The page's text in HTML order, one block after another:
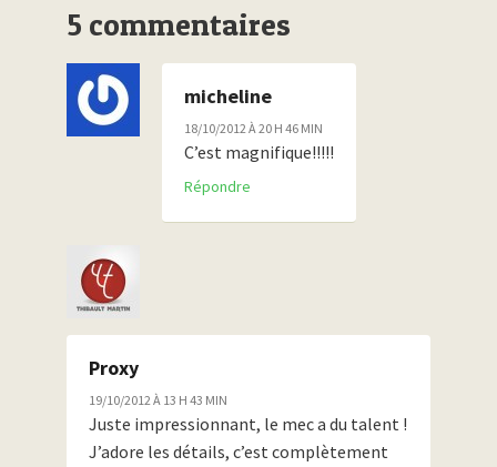
5 commentaires
micheline
18/10/2012 À 20 H 46 MIN
C’est magnifique!!!!!
Répondre
Proxy
19/10/2012 À 13 H 43 MIN
Juste impressionnant, le mec a du talent !
J’adore les détails, c’est complètement